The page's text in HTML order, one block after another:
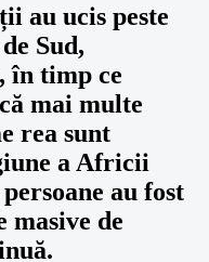
au ucis peste
Sud,
în timp ce
mai multe
rea sunt
a Africii
au fost
masive de